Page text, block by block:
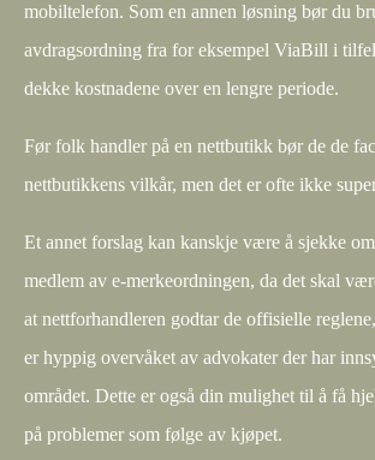
mobiltelefon. Som en annen løsning bør du
avdragsordning fra for eksempel ViaBill i
dekke kostnadene over en lengre periode.
Før folk handler på en nettbutikk bør de de
nettbutikkens vilkår, men det er ofte ikke
Et annet forslag kan kanskje være å sjekke
medlem av e-merkeordningen, da det skal
at nettforhandleren godtar de offisielle
er hyppig overvåket av advokater der har
området. Dette er også din mulighet til å få
på problemer som følge av kjøpet.